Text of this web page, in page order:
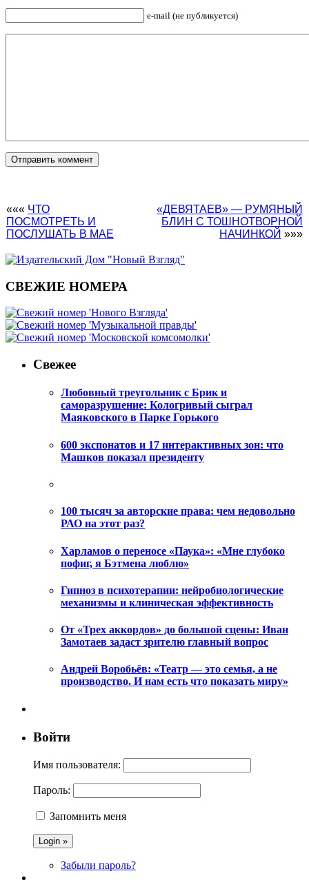
e-mail (не публикуется)
««« ЧТО
ПОСМОТРЕТЬ И
ПОСЛУШАТЬ В МАЕ
«ДЕВЯТАЕВ» — РУМЯНЫЙ
БЛИН С ТОШНОТВОРНОЙ
НАЧИНКОЙ »»»
СВЕЖИЕ НОМЕРА
Свежее
Любовный треугольник с Брик и
саморазрушение: Кологривый сыграл
Маяковского в Парке Горького
600 экспонатов и 17 интерактивных зон: что
Машков показал президенту
100 тысяч за авторские права: чем недовольно
РАО на этот раз?
Харламов о переносе «Паука»: «Мне глубоко
пофиг, я Бэтмена люблю»
Гипноз в психотерапии: нейробиологические
механизмы и клиническая эффективность
От «Трех аккордов» до большой сцены: Иван
Замотаев задаст зрителю главный вопрос
Андрей Воробьёв: «Театр — это семья, а не
производство. И нам есть что показать миру»
Войти
Имя пользователя:
Пароль:
Запомнить меня
Забыли пароль?